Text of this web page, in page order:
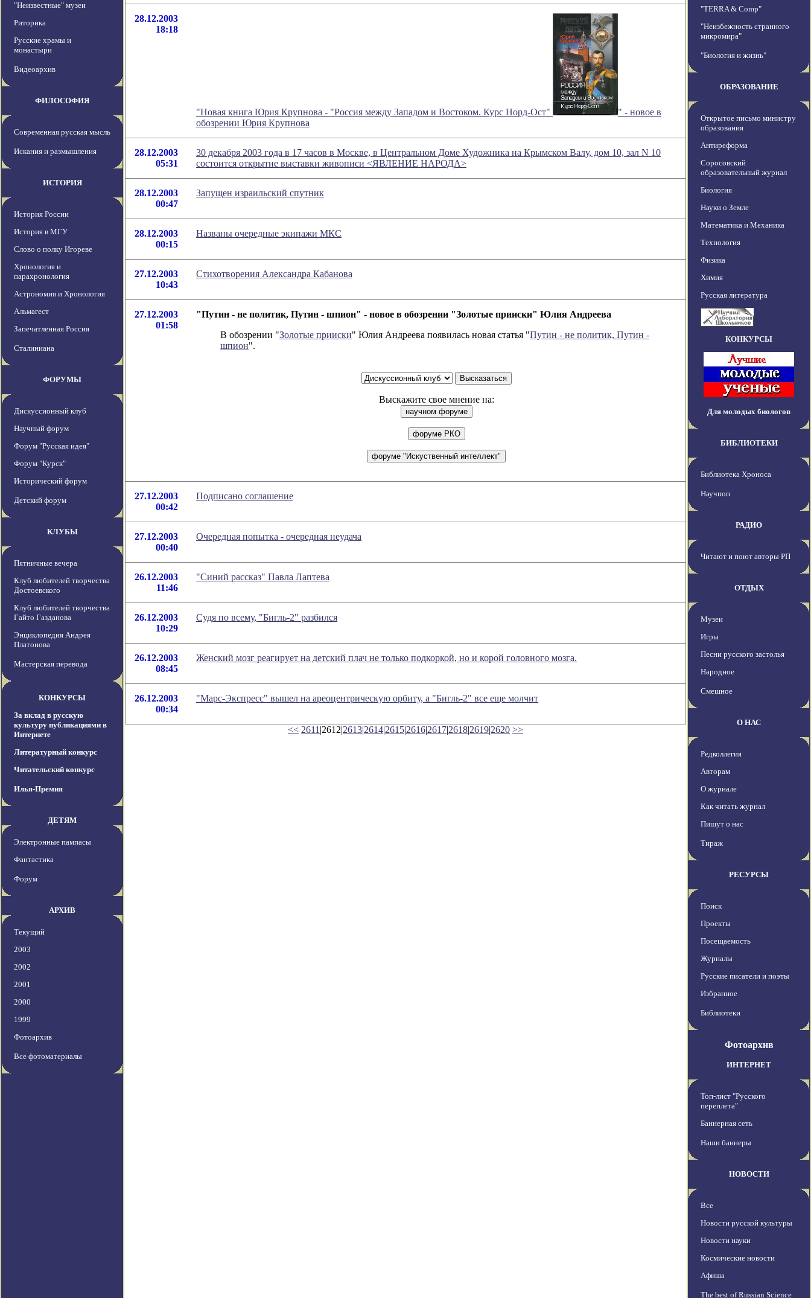
"Неизвестные" музеи
Риторика
Русские храмы и
монастыри
Видеоархив
ФИЛОСОФИЯ
Современная русская мысль
Искания и размышления
ИСТОРИЯ
История России
История в МГУ
Слово о полку Игореве
Хронология и
парахронология
Астрономия и Хронология
Альмагест
Запечатленная Россия
Сталиниана
ФОРУМЫ
Дискуссионный клуб
Научный форум
Форум "Русская идея"
Форум "Курск"
Исторический форум
Детский форум
КЛУБЫ
Пятничные вечера
Клуб любителей творчества
Достоевского
Клуб любителей творчества
Гайто Газданова
Энциклопедия Андрея
Платонова
Мастерская перевода
КОНКУРСЫ
За вклад в русскую
культуру публикациями в
Интернете
Литературный конкурс
Читательский конкурс
Илья-Премия
ДЕТЯМ
Электронные пампасы
Фантастика
Форум
АРХИВ
Текущий
2003
2002
2001
2000
1999
Фотоархив
Все фотоматериалы
28.12.2003
18:18
"Новая книга Юрия Крупнова - "Россия между Западом и Востоком. Курс Норд-Ост"
" - новое в
обозрении Юрия Крупнова
28.12.2003
05:31
30 декабря 2003 года в 17 часов в Москве, в Центральном Доме Художника на Крымском Валу, дом 10, зал N 10
состоится открытие выставки живописи <ЯВЛЕНИЕ НАРОДА>
28.12.2003
00:47
Запущен израильский спутник
28.12.2003
00:15
Названы очередные экипажи МКС
27.12.2003
10:43
Стихотворения Александра Кабанова
27.12.2003
01:58
"Путин - не политик, Путин - шпион" - новое в обозрении "Золотые прииски" Юлия Андреева
В обозрении "Золотые прииски" Юлия Андреева появилась новая статья "Путин - не политик, Путин -
шпион".
Выскажите свое мнение на:
27.12.2003
00:42
Подписано соглашение
27.12.2003
00:40
Очередная попытка - очередная неудача
26.12.2003
11:46
"Синий рассказ" Павла Лаптева
26.12.2003
10:29
Судя по всему, "Бигль-2" разбился
26.12.2003
08:45
Женский мозг реагирует на детский плач не только подкоркой, но и корой головного мозга.
26.12.2003
00:34
"Марс-Экспресс" вышел на ареоцентрическую орбиту, а "Бигль-2" все еще молчит
<< 2611 |2612|2613|2614|2615|2616|2617|2618|2619|2620 >>
"TERRA & Comp"
"Неизбежность странного
микромира"
"Биология и жизнь"
ОБРАЗОВАНИЕ
Открытое письмо министру
образования
Антиреформа
Соросовский
образовательный журнал
Биология
Науки о Земле
Математика и Механика
Технология
Физика
Химия
Русская литература
КОНКУРСЫ
Для молодых биологов
БИБЛИОТЕКИ
Библиотека Хроноса
Научпоп
РАДИО
Читают и поют авторы РП
ОТДЫХ
Музеи
Игры
Песни русского застолья
Народное
Смешное
О НАС
Редколлегия
Авторам
О журнале
Как читать журнал
Пишут о нас
Тираж
РЕСУРСЫ
Поиск
Проекты
Посещаемость
Журналы
Русские писатели и поэты
Избранное
Библиотеки
Фотоархив
ИНТЕРНЕТ
Топ-лист "Русского
переплета"
Баннерная сеть
Наши баннеры
НОВОСТИ
Все
Новости русской культуры
Новости науки
Космические новости
Афиша
The best of Russian Science